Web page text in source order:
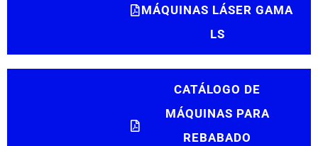
MÁQUINAS LÁSER GAMA
LS
CATÁLOGO DE
MÁQUINAS PARA
REBABADO